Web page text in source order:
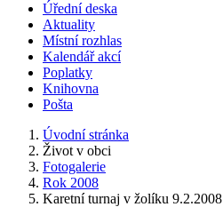
Úřední deska
Aktuality
Místní rozhlas
Kalendář akcí
Poplatky
Knihovna
Pošta
Úvodní stránka
Život v obci
Fotogalerie
Rok 2008
Karetní turnaj v žolíku 9.2.2008